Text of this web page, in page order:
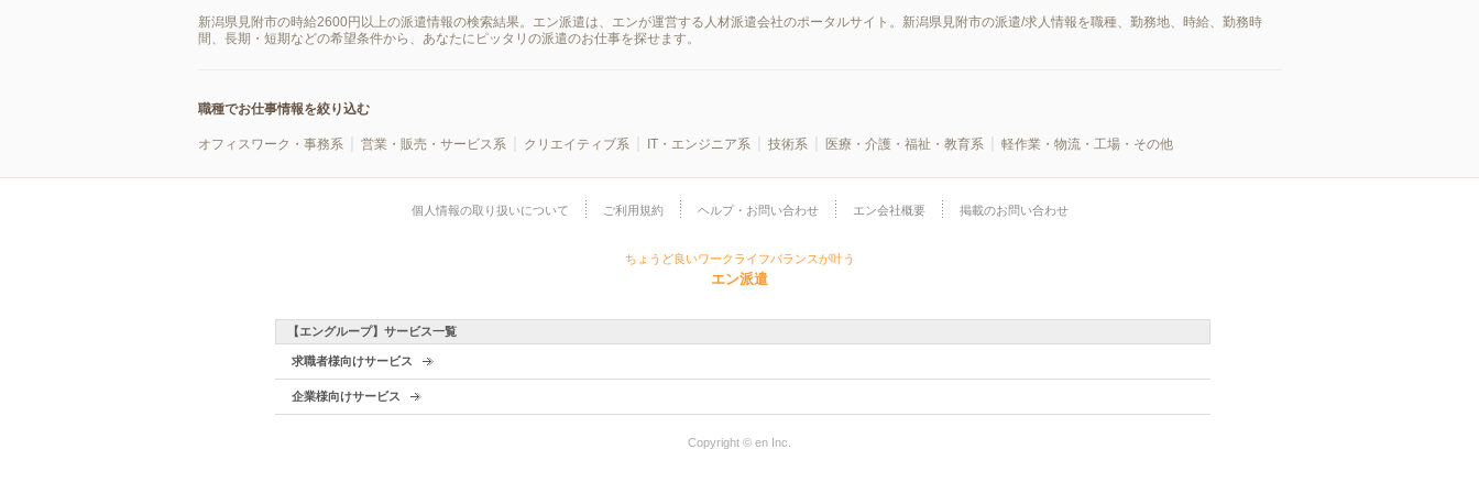
新潟県見附市の時給2600円以上の派遣情報の検索結果。エン派遣は、エンが運営する人材派遣会社のポータルサイト。新潟県見附市の派遣/求人情報を職種、勤務地、時給、勤務時
間、長期・短期などの希望条件から、あなたにピッタリの派遣のお仕事を探せます。
職種でお仕事情報を絞り込む
オフィスワーク・事務系 営業・販売・サービス系 クリエイティブ系 IT・エンジニア系 技術系 医療・介護・福祉・教育系 軽作業・物流・工場・その他
個人情報の取り扱いについて ご利用規約 ヘルプ・お問い合わせ エン会社概要 掲載のお問い合わせ
ちょうど良いワークライフバランスが叶う
エン派遣
【エングループ】サービス一覧
求職者様向けサービス
企業様向けサービス
Copyright © en Inc.